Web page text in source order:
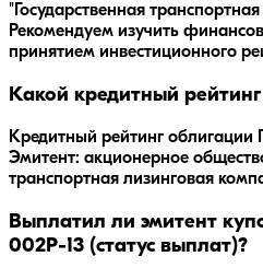
"Государственная
Рекомендуем изучить
принятием инвестиционного
Какой кредитный
Кредитный рейтинг
Эмитент: акционерное
транспортная лизинговая
Выплатил ли эмитент
002P-13 (статус выплат)?